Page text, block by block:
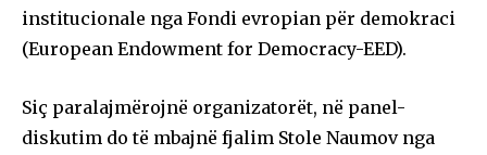
institucionale nga Fondi evropian për demokraci
(European Endowment for Democracy-EED).
Siç paralajmërojnë organizatorët, në panel-
diskutim do të mbajnë fjalim Stole Naumov nga